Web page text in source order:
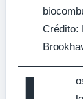
Crédito: